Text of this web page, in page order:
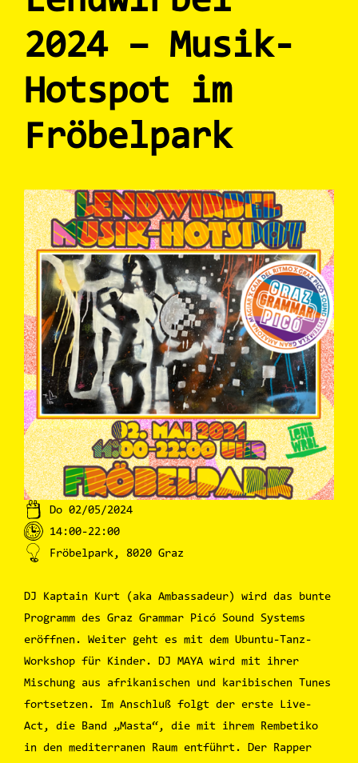
2024 – Musik-
Hotspot im
Fröbelpark
Do 02/05/2024
14:00-22:00
Fröbelpark, 8020 Graz
DJ Kaptain Kurt (aka Ambassadeur) wird das bunte
Programm des Graz Grammar Picó Sound Systems
eröffnen. Weiter geht es mit dem Ubuntu-Tanz-
Workshop für Kinder. DJ MAYA wird mit ihrer
Mischung aus afrikanischen und karibischen Tunes
fortsetzen. Im Anschluß folgt der erste Live-
Act, die Band „Masta“, die mit ihrem Rembetiko
in den mediterranen Raum entführt. Der Rapper